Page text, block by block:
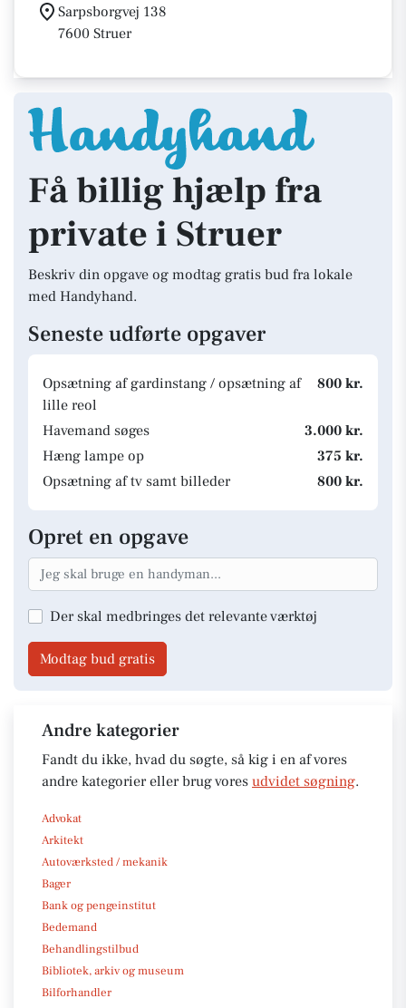
Sarpsborgvej 138
7600 Struer
Få billig hjælp fra
private i Struer
Beskriv din opgave og modtag gratis bud fra lokale
med Handyhand.
Seneste udførte opgaver
Opsætning af gardinstang / opsætning af
lille reol
800 kr.
Havemand søges
3.000 kr.
Hæng lampe op
375 kr.
Opsætning af tv samt billeder
800 kr.
Opret en opgave
Der skal medbringes det relevante værktøj
Modtag bud gratis
Andre kategorier
Fandt du ikke, hvad du søgte, så kig i en af vores
andre kategorier eller brug vores udvidet søgning.
Advokat
Arkitekt
Autoværksted / mekanik
Bager
Bank og pengeinstitut
Bedemand
Behandlingstilbud
Bibliotek, arkiv og museum
Bilforhandler